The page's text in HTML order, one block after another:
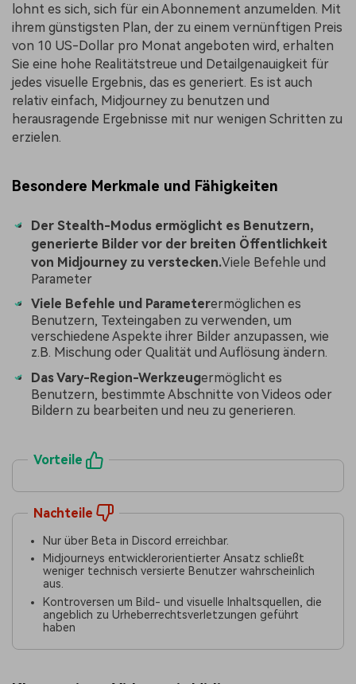
lohnt es sich, sich für ein Abonnement anzumelden. Mit
ihrem günstigsten Plan, der zu einem vernünftigen Preis
von 10 US-Dollar pro Monat angeboten wird, erhalten
Sie eine hohe Realitätstreue und Detailgenauigkeit für
jedes visuelle Ergebnis, das es generiert. Es ist auch
relativ einfach, Midjourney zu benutzen und
herausragende Ergebnisse mit nur wenigen Schritten zu
erzielen.
Besondere Merkmale und Fähigkeiten
Der Stealth-Modus ermöglicht es Benutzern,
generierte Bilder vor der breiten Öffentlichkeit
von Midjourney zu verstecken.Viele Befehle und
Parameter
Viele Befehle und Parameterermöglichen es
Benutzern, Texteingaben zu verwenden, um
verschiedene Aspekte ihrer Bilder anzupassen, wie
z.B. Mischung oder Qualität und Auflösung ändern.
Das Vary-Region-Werkzeugermöglicht es
Benutzern, bestimmte Abschnitte von Videos oder
Bildern zu bearbeiten und neu zu generieren.
Vorteile
Nachteile
Nur über Beta in Discord erreichbar.
Midjourneys entwicklerorientierter Ansatz schließt
weniger technisch versierte Benutzer wahrscheinlich
aus.
Kontroversen um Bild- und visuelle Inhaltsquellen, die
angeblich zu Urheberrechtsverletzungen geführt
haben